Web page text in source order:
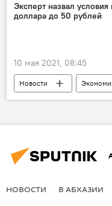
Эксперт назвал условия
доллара до 50 рублей
10 мая 2021, 08:45
Новости
НОВОСТИ В АБХАЗИИ